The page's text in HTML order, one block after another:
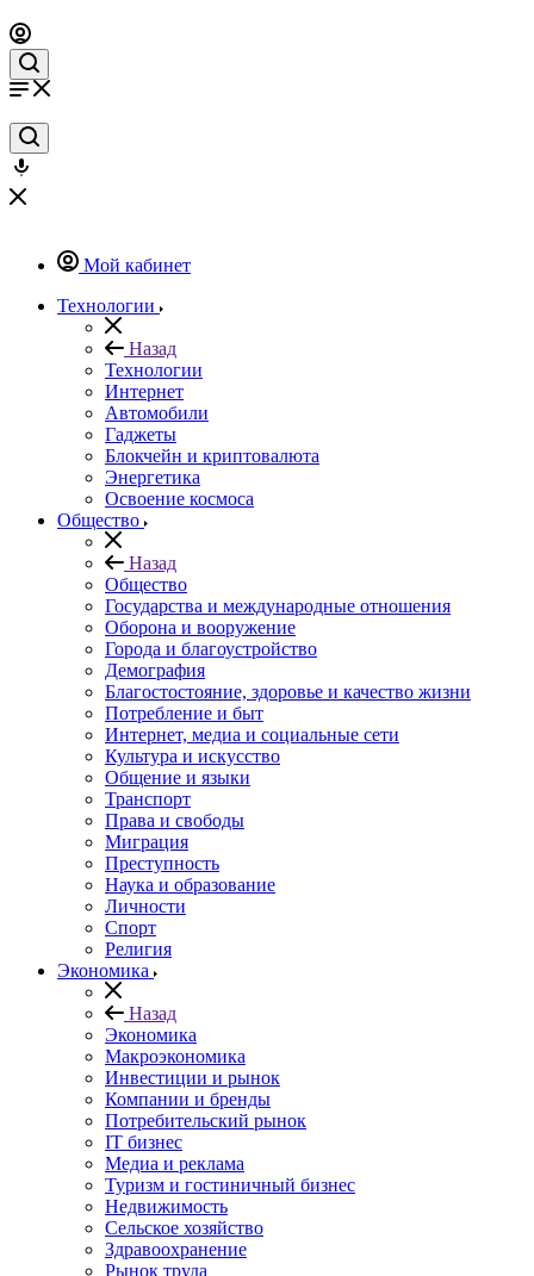
Мой кабинет
Технологии
Назад
Технологии
Интернет
Автомобили
Гаджеты
Блокчейн и криптовалюта
Энергетика
Освоение космоса
Общество
Назад
Общество
Государства и международные отношения
Оборона и вооружение
Города и благоустройство
Демография
Благостостояние, здоровье и качество жизни
Потребление и быт
Интернет, медиа и социальные сети
Культура и искусство
Общение и языки
Транспорт
Права и свободы
Миграция
Преступность
Наука и образование
Личности
Спорт
Религия
Экономика
Назад
Экономика
Макроэкономика
Инвестиции и рынок
Компании и бренды
Потребительский рынок
IT бизнес
Медиа и реклама
Туризм и гостиничный бизнес
Недвижимость
Сельское хозяйство
Здравоохранение
Рынок труда